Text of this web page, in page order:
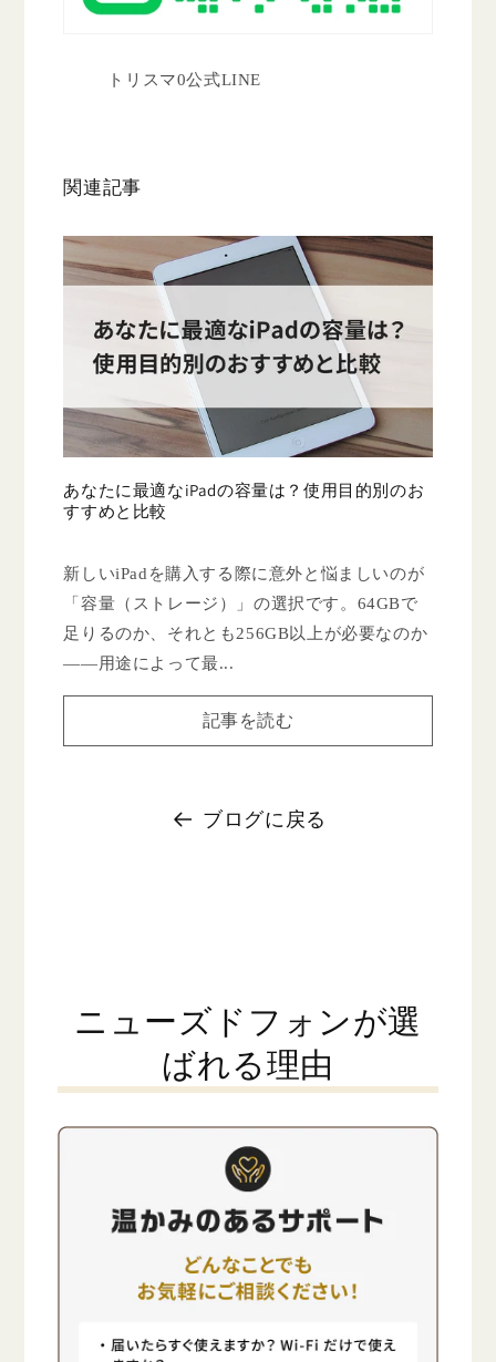
トリスマ0公式LINE
関連記事
あなたに最適なiPadの容量は？使用目的別のお
すすめと比較
新しいiPadを購入する際に意外と悩ましいのが
「容量（ストレージ）」の選択です。64GBで
足りるのか、それとも256GB以上が必要なのか
――用途によって最...
記事を読む
ブログに戻る
ニューズドフォンが選
ばれる理由